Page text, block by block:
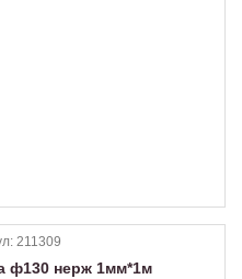
211309
ф130 нерж 1мм*1м